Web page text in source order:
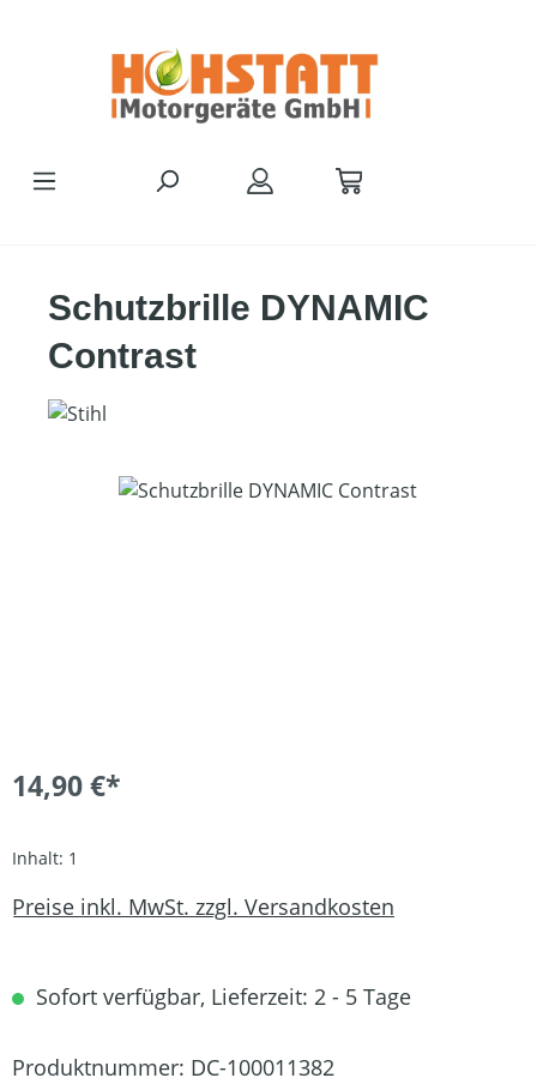
Schutzbrille DYNAMIC
Contrast
Bildergalerie überspringen
14,90 €*
Inhalt: 1
Preise inkl. MwSt. zzgl. Versandkosten
Sofort verfügbar, Lieferzeit: 2 - 5 Tage
Produktnummer: DC-100011382